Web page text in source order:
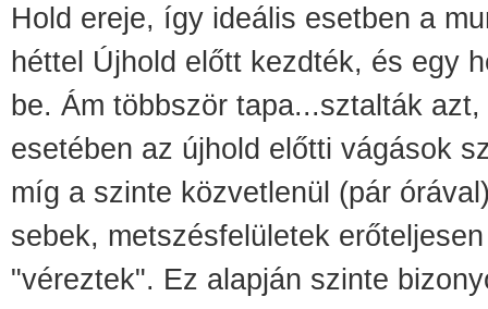
Hold ereje, így ideális esetben a
héttel Újhold előtt kezdték, és egy
be. Ám többször tapa...sztalták
esetében az újhold előtti vágások
míg a szinte közvetlenül (pár
sebek, metszésfelületek
"véreztek". Ez alapján szinte